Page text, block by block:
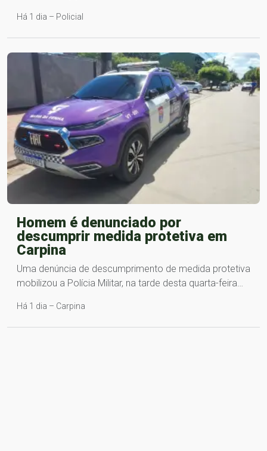
Há 1 dia – Policial
Homem é denunciado por
descumprir medida protetiva em
Carpina
Uma denúncia de descumprimento de medida protetiva
mobilizou a Polícia Militar, na tarde desta quarta-feira…
Há 1 dia – Carpina